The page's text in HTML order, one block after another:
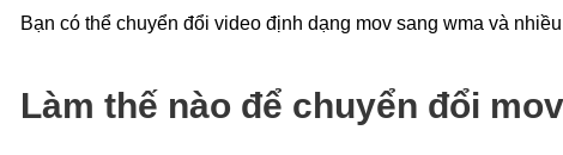
Bạn có thể chuyển đổi video định dạng mov sang wma và
Làm thế nào để chuyển đổi